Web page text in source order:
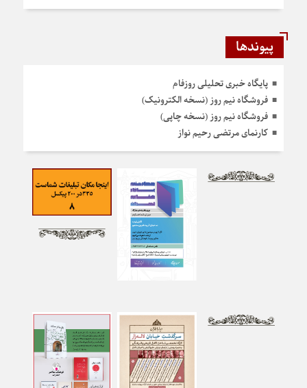
پیوندها
پایگاه خبری تحلیلی روزفام
فروشگاه نیم روز (نسخه الکترونیک)
فروشگاه نیم روز (نسخه چاپی)
کارنمای مرتضی رحیم نواز